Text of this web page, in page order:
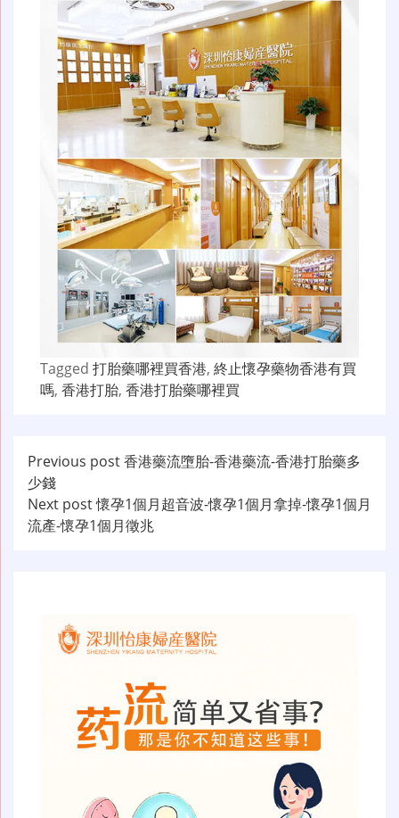
Tagged 打胎藥哪裡買香港, 終止懷孕藥物香港有買
嗎, 香港打胎, 香港打胎藥哪裡買
文
章
导
Previous post香港藥流墮胎-香港藥流-香港打胎藥多
少錢
Next post懷孕1個月超音波-懷孕1個月拿掉-懷孕1個月
流產-懷孕1個月徵兆